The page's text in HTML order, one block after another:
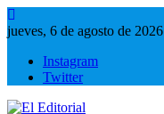
Saltar
al
jueves, 6 de agosto de 2026
Instagram
Twitter